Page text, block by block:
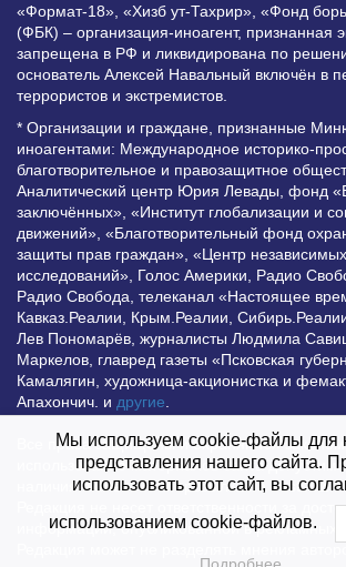
«Формат-18», «Хизб ут-Тахрир», «Фонд
(ФБК) – организация-иноагент, признанная
запрещена в РФ и ликвидирована по
основатель Алексей Навальный включён в
террористов и экстремистов.
* Организации и граждане, признанные
иноагентами: Международное историко-
благотворительное и правозащитное
Аналитический центр Юрия Левады, фонд
заключённых», «Институт глобализации и
движений», «Благотворительный фонд
защиты прав граждан», «Центр
исследований», Голос Америки, Радио
Радио Свобода, телеканал «Настоящее
Кавказ.Реалии, Крым.Реалии,
Лев Пономарёв, журналисты Людмила
Маркелов, главред газеты «Псковская
Камалягин, художница-акционистка и
Апахончич. и другие
Все права защищены и охраняются
использование материалов сайта допустимо
наличия активной гиперссылки на Vesti.UZ.
Редакция не несет ответственности за
информации, опубликованной в рекламных
Мы используем cookie-файлы для
представления нашего сайта.
использовать этот сайт, вы
использованием cookie-файлов.